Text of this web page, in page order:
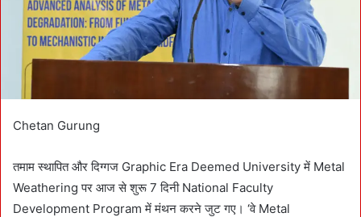
i
l
Chetan Gurung
तमाम स्थापित और दिग्गज Graphic Era Deemed University में Metal
Weathering पर आज से शुरू 7 दिनी National Faculty
Development Program में मंथन करने जुट गए। ‘वे Metal